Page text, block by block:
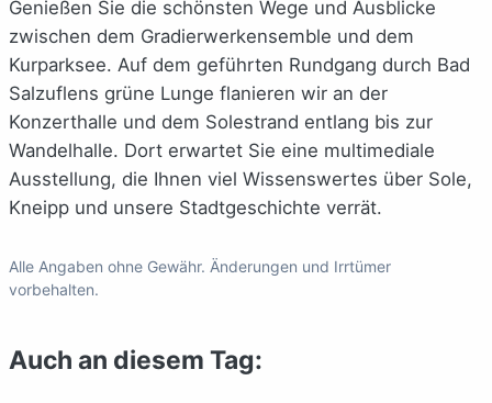
Genießen Sie die schönsten Wege und Ausblicke
zwischen dem Gradierwerkensemble und dem
Kurparksee. Auf dem geführten Rundgang durch Bad
Salzuflens grüne Lunge flanieren wir an der
Konzerthalle und dem Solestrand entlang bis zur
Wandelhalle. Dort erwartet Sie eine multimediale
Ausstellung, die Ihnen viel Wissenswertes über Sole,
Kneipp und unsere Stadtgeschichte verrät.
Alle Angaben ohne Gewähr. Änderungen und Irrtümer
vorbehalten.
Auch an diesem Tag: